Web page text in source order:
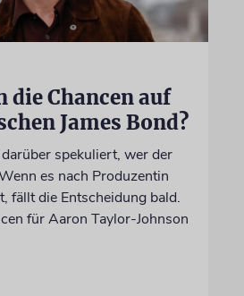
die Chancen auf
James Bond?
spekuliert, wer der
es nach Produzentin
fällt die Entscheidung bald.
für Aaron Taylor-Johnson